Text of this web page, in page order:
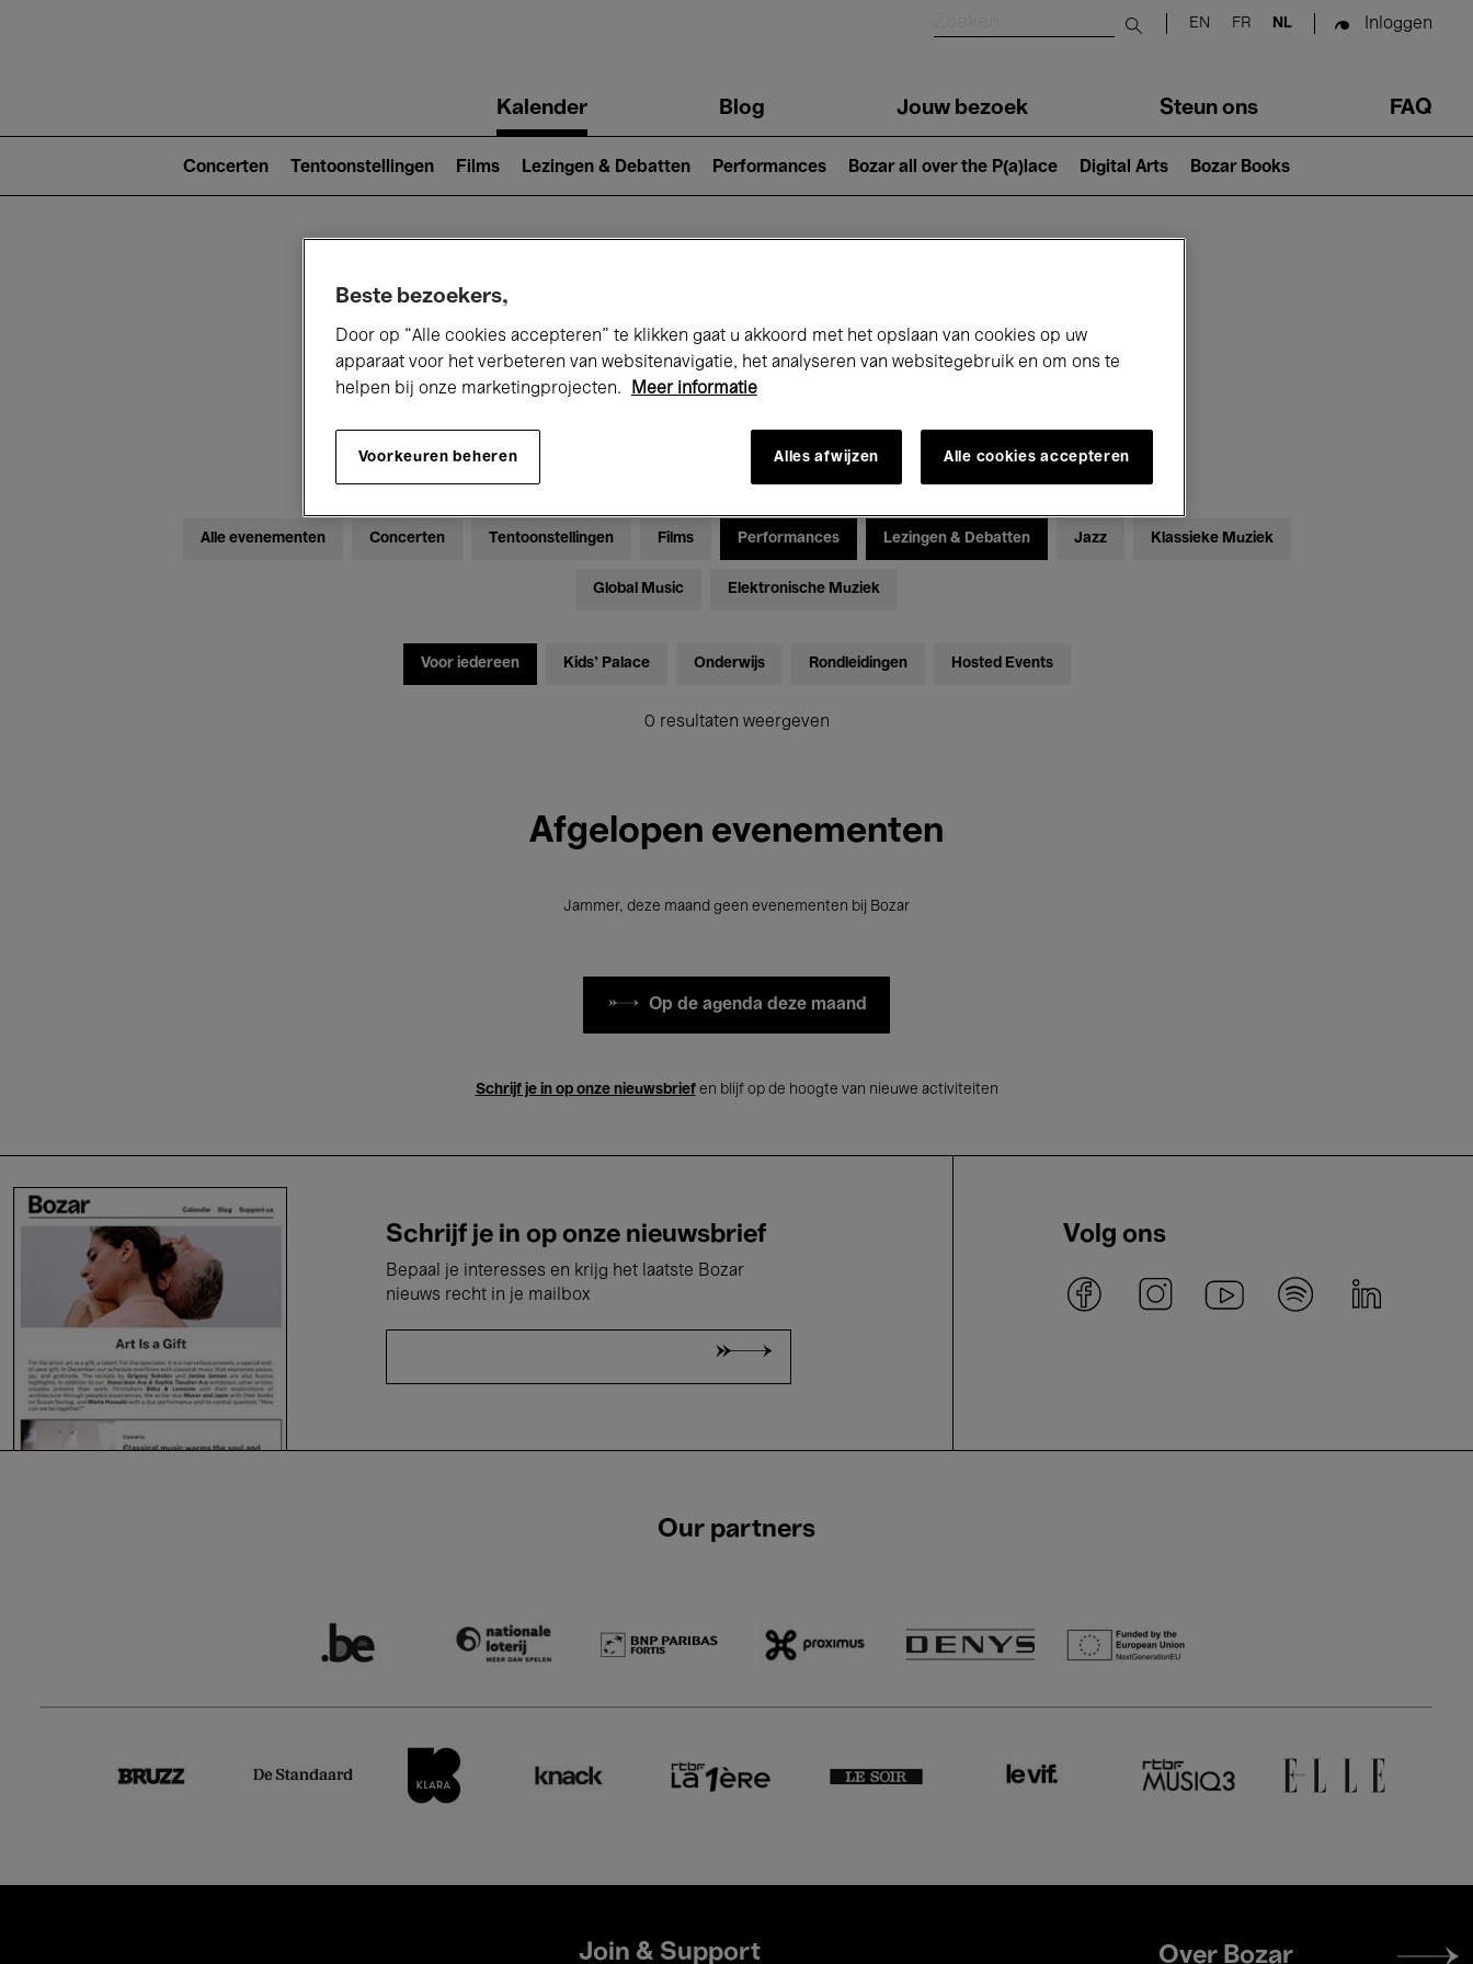
Submit search
EN FR NL Inloggen
navigationKalender Blog Jouw bezoek Steun ons FAQ
2)
Concerten Tentoonstellingen Films Lezingen & Debatten Performances Bozar all over the P(a)lace Digital Arts Bozar Books
Alle evenementen Concerten Tentoonstellingen Films Performances Lezingen & Debatten Jazz Klassieke Muziek
Global Music Elektronische Muziek
Voor iedereen Kids’ Palace Onderwijs Rondleidingen Hosted Events
0 resultaten weergeven
Afgelopen evenementen
Jammer, deze maand geen evenementen bij Bozar
Op de agenda deze maand
Schrijf je in op onze nieuwsbriefen blijf op de hoogte van nieuwe activiteiten
Schrijf je in op onze nieuwsbrief
Bepaal je interesses en krijg het laatste Bozar
nieuws recht in je mailbox
Volg ons
Our partners
Join & Support
Footer
Over Bozar
Beste bezoekers,
Door op “Alle cookies accepteren” te klikken gaat u akkoord met het opslaan van cookies op uw
apparaat voor het verbeteren van websitenavigatie, het analyseren van websitegebruik en om ons te
helpen bij onze marketingprojecten.
Meer informatie
Voorkeuren beheren Alles afwijzen Alle cookies accepteren